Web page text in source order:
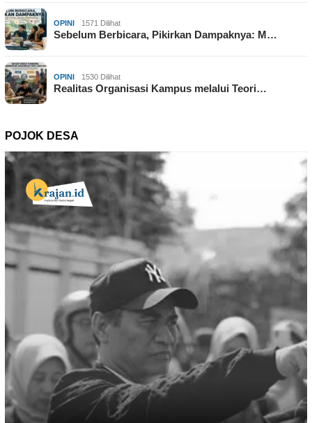
OPINI 1571 Dilihat
Sebelum Berbicara, Pikirkan Dampaknya: M…
OPINI 1530 Dilihat
Realitas Organisasi Kampus melalui Teori…
POJOK DESA